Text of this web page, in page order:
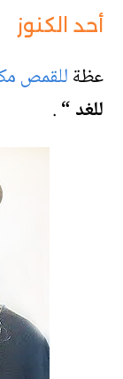
أحد الكنوز
عظةللقمص
للغد “.